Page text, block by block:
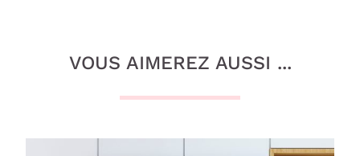
VOUS AIMEREZ AUSSI ...